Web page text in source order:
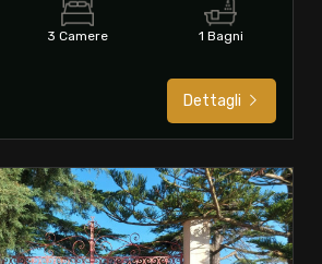
3 Camere 1 Bagni
Dettagli